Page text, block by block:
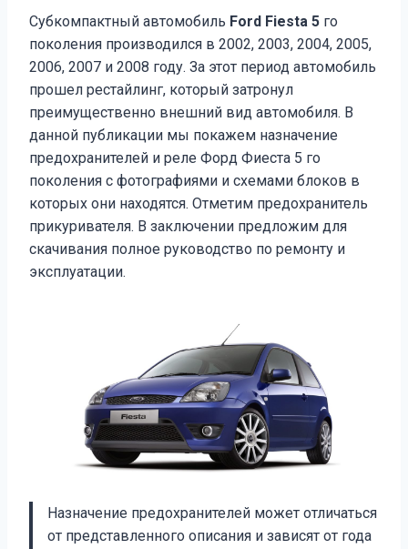
Субкомпактный автомобиль Ford Fiesta 5 го
поколения производился в 2002, 2003, 2004, 2005,
2006, 2007 и 2008 году. За этот период автомобиль
прошел рестайлинг, который затронул
преимущественно внешний вид автомобиля. В
данной публикации мы покажем назначение
предохранителей и реле Форд Фиеста 5 го
поколения с фотографиями и схемами блоков в
которых они находятся. Отметим предохранитель
прикуривателя. В заключении предложим для
скачивания полное руководство по ремонту и
эксплуатации.
Назначение предохранителей может отличаться
от представленного описания и зависят от года